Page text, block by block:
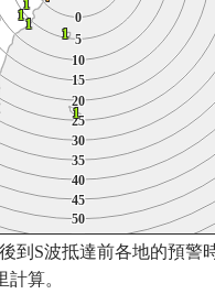
0
0
00
0
0
0
0
0
0
5
5
5
5
5
5
5
5
5
5
10
10
10
10
10
10
10
10
10
10
15
15
15
15
15
15
15
15
15
15
20
20
20
20
20
20
20
20
20
20
25
25
25
25
25
25
25
25
25
25
30
30
30
30
30
30
30
30
30
30
35
35
35
35
35
35
35
35
35
35
40
40
40
40
40
40
40
40
40
40
45
45
45
45
45
45
45
45
45
45
50
50
50
50
50
50
50
50
50
50
55
55
55
55
55
55
55
60
60
60
60
60
60
60
60
60
60
1
11
11
1
11
1
1
1
1
1
1
1
1
1
1
1
1
1
1
1
1
1
1
1
1
1
1
111
1
1
1
1
1
1
1
1
1
1
1
1
1
1
1
1
1
到S波抵達前各地的預警
算。